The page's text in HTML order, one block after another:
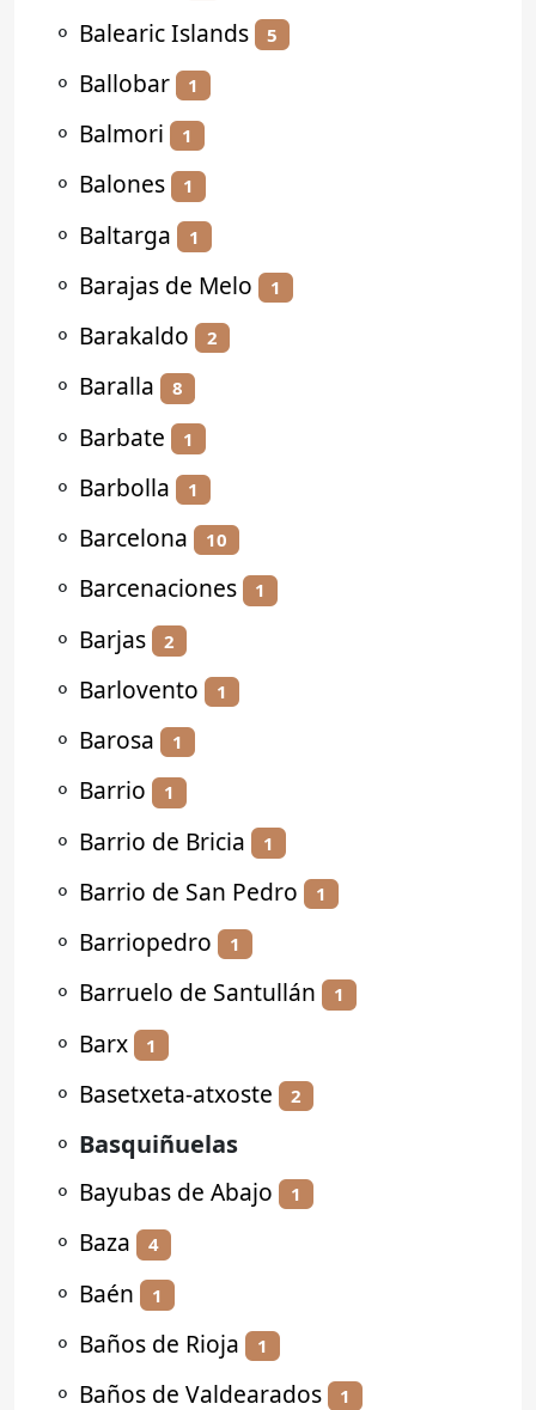
⚬ Balearic Islands 5
⚬ Ballobar 1
⚬ Balmori 1
⚬ Balones 1
⚬ Baltarga 1
⚬ Barajas de Melo 1
⚬ Barakaldo 2
⚬ Baralla 8
⚬ Barbate 1
⚬ Barbolla 1
⚬ Barcelona 10
⚬ Barcenaciones 1
⚬ Barjas 2
⚬ Barlovento 1
⚬ Barosa 1
⚬ Barrio 1
⚬ Barrio de Bricia 1
⚬ Barrio de San Pedro 1
⚬ Barriopedro 1
⚬ Barruelo de Santullán 1
⚬ Barx 1
⚬ Basetxeta-atxoste 2
⚬ Basquiñuelas
⚬ Bayubas de Abajo 1
⚬ Baza 4
⚬ Baén 1
⚬ Baños de Rioja 1
⚬ Baños de Valdearados 1